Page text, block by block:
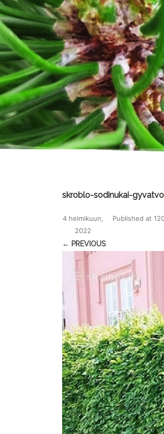
skroblo-sodinukai-
Published
4 helmikuun,
2022
at
← PREVIOUS